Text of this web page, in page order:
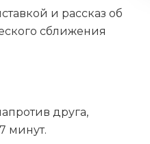
и рассказ об
сближения
друга,
минут.